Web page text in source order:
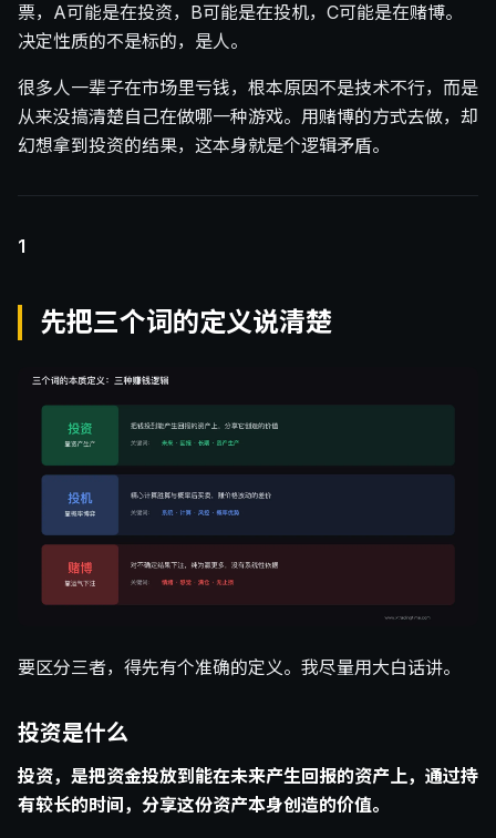
票，A可能是在投资，B可能是在投机，C可能是在赌博。
决定性质的不是标的，是人。
很多人一辈子在市场里亏钱，根本原因不是技术不行，而是
从来没搞清楚自己在做哪一种游戏。用赌博的方式去做，却
幻想拿到投资的结果，这本身就是个逻辑矛盾。
1
先把三个词的定义说清楚
要区分三者，得先有个准确的定义。我尽量用大白话讲。
投资是什么
投资，是把资金投放到能在未来产生回报的资产上，通过持
有较长的时间，分享这份资产本身创造的价值。